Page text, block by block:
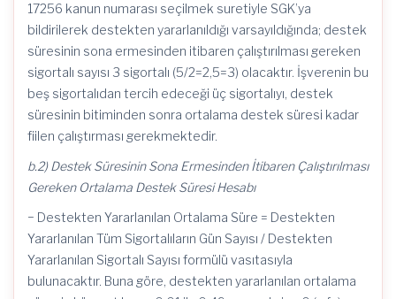
17256 kanun numarası seçilmek suretiyle SGK’ya
bildirilerek destekten yararlanıldığı varsayıldığında; destek
süresinin sona ermesinden itibaren çalıştırılması gereken
sigortalı sayısı 3 sigortalı (5/2=2,5=3) olacaktır. İşverenin bu
beş sigortalıdan tercih edeceği üç sigortalıyı, destek
süresinin bitiminden sonra ortalama destek süresi kadar
fiilen çalıştırması gerekmektedir.
b.2) Destek Süresinin Sona Ermesinden İtibaren Çalıştırılması
Gereken Ortalama Destek Süresi Hesabı
− Destekten Yararlanılan Ortalama Süre = Destekten
Yararlanılan Tüm Sigortalıların Gün Sayısı / Destekten
Yararlanılan Sigortalı Sayısı formülü vasıtasıyla
bulunacaktır. Buna göre, destekten yararlanılan ortalama